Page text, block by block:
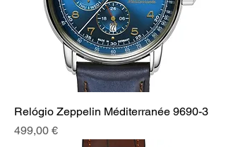
Relógio Zeppelin Méditerranée 9690-3
Prix
499,00 €